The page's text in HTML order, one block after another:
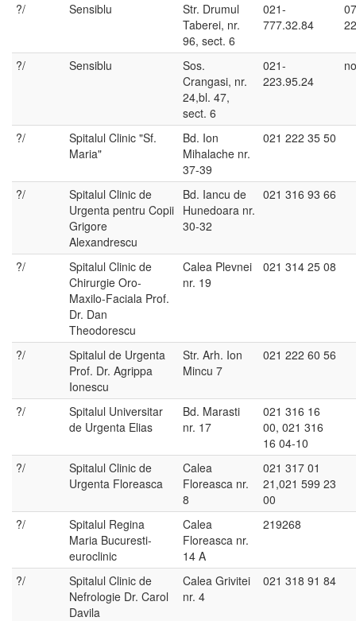
?/ Sensiblu
Str. Drumul
Taberei, nr.
96, sect. 6
021-
777.32.84
?/ Sensiblu
Sos.
Crangasi, nr.
24,bl. 47,
sect. 6
021-
223.95.24
?/
Spitalul Clinic "Sf.
Maria"
Bd. Ion
Mihalache nr.
37-39
021 222 35 50
?/
Spitalul Clinic de
Urgenta pentru Copii
Grigore
Alexandrescu
Bd. Iancu de
Hunedoara nr.
30-32
021 316 93 66
?/
Spitalul Clinic de
Chirurgie Oro-
Maxilo-Faciala Prof.
Dr. Dan
Theodorescu
Calea Plevnei
nr. 19
021 314 25 08
?/
Spitalul de Urgenta
Prof. Dr. Agrippa
Ionescu
Str. Arh. Ion
Mincu 7
021 222 60 56
?/
Spitalul Universitar
de Urgenta Elias
Bd. Marasti
nr. 17
021 316 16
00, 021 316
16 04-10
?/
Spitalul Clinic de
Urgenta Floreasca
Calea
Floreasca nr.
8
021 317 01
21,021 599 23
00
?/
Spitalul Regina
Maria Bucuresti-
euroclinic
Calea
Floreasca nr.
14 A
219268
?/
Spitalul Clinic de
Nefrologie Dr. Carol
Davila
Calea Grivitei
nr. 4
021 318 91 84